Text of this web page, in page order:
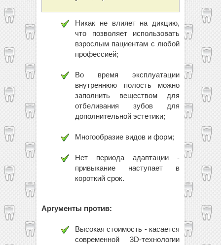
Никак не влияет на дикцию,
что позволяет использовать
взрослым пациентам с любой
профессией;
Во время эксплуатации
внутреннюю полость можно
заполнить веществом для
отбеливания зубов для
дополнительной эстетики;
Многообразие видов и форм;
Нет периода адаптации -
привыкание наступает в
короткий срок.
Аргументы против:
Высокая стоимость - касается
современной 3D-технологии